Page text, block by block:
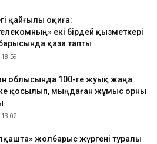
қайғылы оқиға:
екі бірдей қызметкері
қаза тапты
облысында 100-ге жуық жаңа
қосылып, мыңдаған жұмыс орны
жолбарыс жүргені туралы